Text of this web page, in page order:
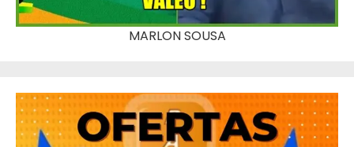
MARLON SOUSA